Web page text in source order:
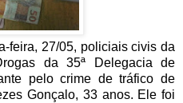
feira, 27/05, policiais civis da
da 35ª Delegacia de
pelo crime de tráfico de
Gonçalo, 33 anos. Ele foi